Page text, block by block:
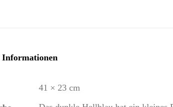
Informationen
41 × 23 cm